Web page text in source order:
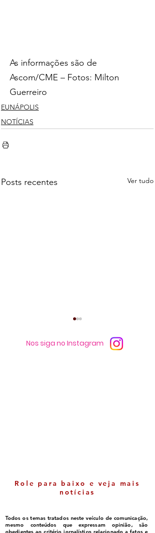
As informações são de
Ascom/CME – Fotos: Milton
Guerreiro
EUNÁPOLIS
NOTÍCIAS
Posts recentes Ver tudo
Nos siga no Instagram
Role para baixo e veja mais
notícias
Todos os temas tratados neste veículo de comunicação,
mesmo conteúdos que expressam opinião, são